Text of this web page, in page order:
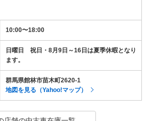
10:00〜18:00
日曜日 祝日・8月9日～16日は夏季休暇となり
ます。
群馬県館林市苗木町2620-1
地図を見る（Yahoo!マップ）